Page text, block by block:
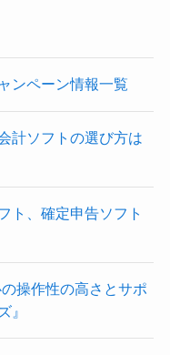
ンペーン情報一覧
計ソフトの選び方は
ト、確定申告ソフト
操作性の高さとサポ
』